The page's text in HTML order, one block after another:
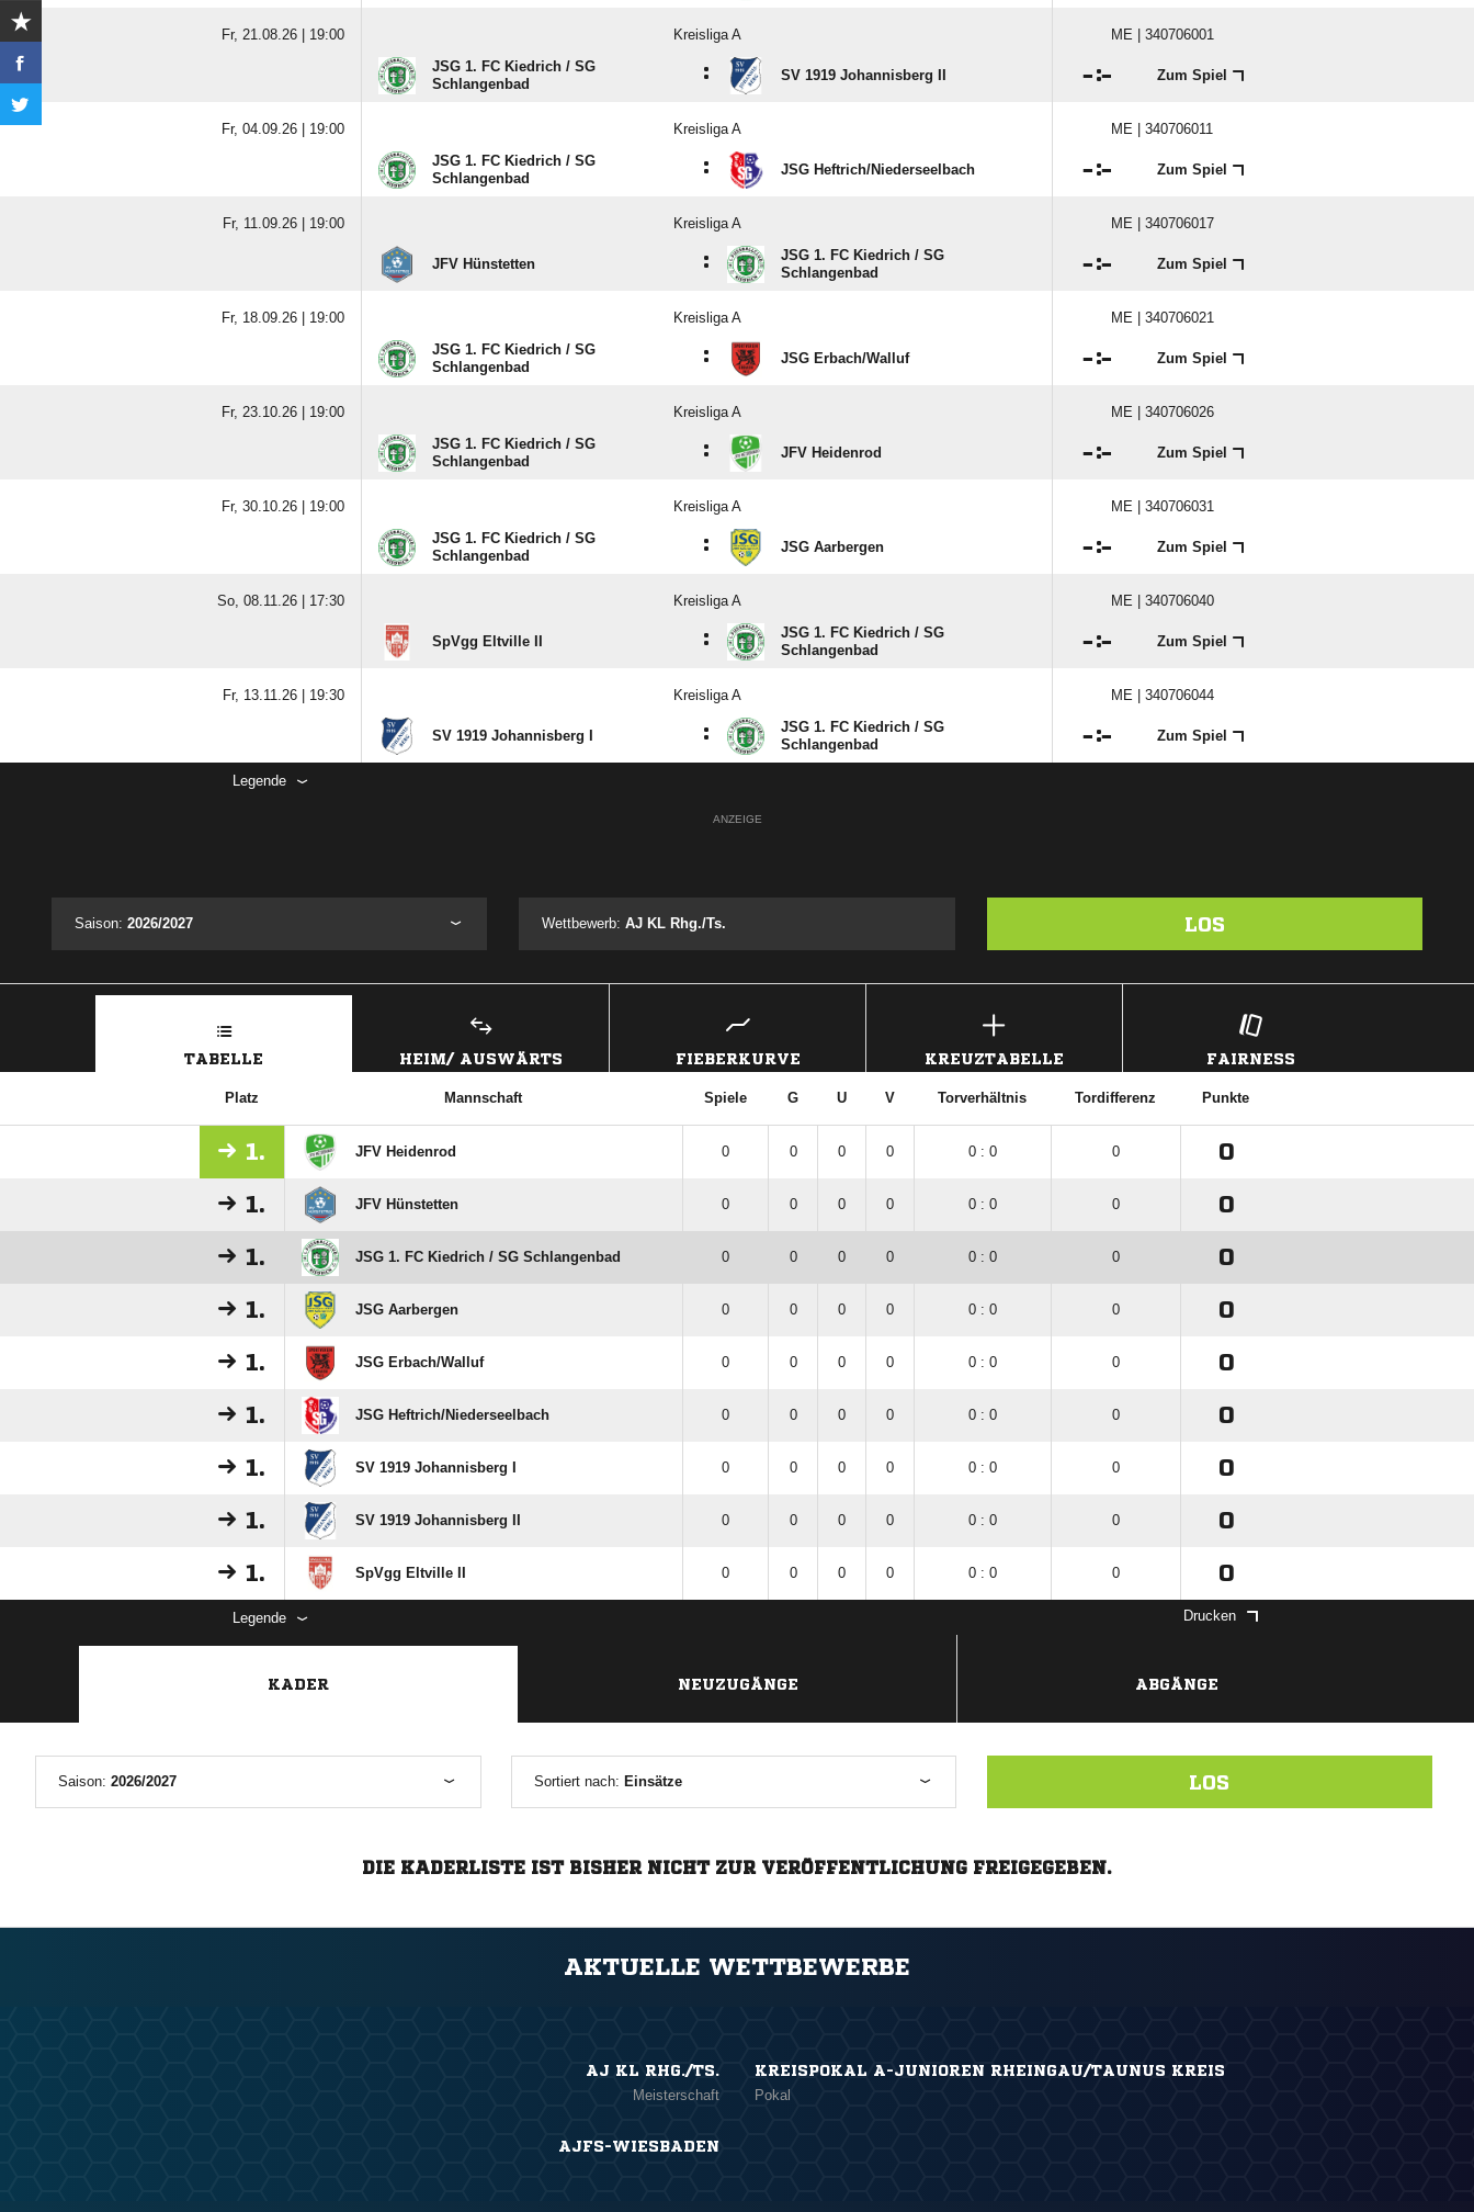
Fr, 21.08.26 | 19:00 Kreisliga A
ME | 340706001
JSG 1. FC Kiedrich /​ SG
Schlangenbad
: SV 1919 Johannisberg II : Zum Spiel
Fr, 04.09.26 | 19:00 Kreisliga A
ME | 340706011
JSG 1. FC Kiedrich /​ SG
Schlangenbad
: JSG Heftrich/​Niederseelbach : Zum Spiel
Fr, 11.09.26 | 19:00 Kreisliga A ME | 340706017
JFV Hünstetten :
JSG 1. FC Kiedrich /​ SG
Schlangenbad
: Zum Spiel
Fr, 18.09.26 | 19:00 Kreisliga A
ME | 340706021
JSG 1. FC Kiedrich /​ SG
Schlangenbad
: JSG Erbach/​Walluf : Zum Spiel
Fr, 23.10.26 | 19:00 Kreisliga A
ME | 340706026
JSG 1. FC Kiedrich /​ SG
Schlangenbad
: JFV Heidenrod : Zum Spiel
Fr, 30.10.26 | 19:00 Kreisliga A
ME | 340706031
JSG 1. FC Kiedrich /​ SG
Schlangenbad
: JSG Aarbergen : Zum Spiel
So, 08.11.26 | 17:30 Kreisliga A ME | 340706040
SpVgg Eltville II :
JSG 1. FC Kiedrich /​ SG
Schlangenbad
: Zum Spiel
Fr, 13.11.26 | 19:30 Kreisliga A ME | 340706044
SV 1919 Johannisberg I :
JSG 1. FC Kiedrich /​ SG
Schlangenbad
: Zum Spiel
Legende
ANZEIGE
Saison: 2026/2027 Wettbewerb:AJ KL Rhg./Ts. LOS
TABELLE HEIM/ AUSWÄRTS FIEBERKURVE KREUZTABELLE FAIRNESS
Platz Mannschaft Spiele G U V Torverhältnis Tordifferenz Punkte
1. JFV Heidenrod 0 0 0 0 0 : 0 0 0
1. JFV Hünstetten 0 0 0 0 0 : 0 0 0
1. JSG 1. FC Kiedrich /​ SG Schlangenbad 0 0 0 0 0 : 0 0 0
1. JSG Aarbergen 0 0 0 0 0 : 0 0 0
1. JSG Erbach/​Walluf 0 0 0 0 0 : 0 0 0
1. JSG Heftrich/​Niederseelbach 0 0 0 0 0 : 0 0 0
1. SV 1919 Johannisberg I 0 0 0 0 0 : 0 0 0
1. SV 1919 Johannisberg II 0 0 0 0 0 : 0 0 0
1. SpVgg Eltville II 0 0 0 0 0 : 0 0 0
Legende Drucken
KADER NEUZUGÄNGE ABGÄNGE
Saison: 2026/2027 Sortiert nach: Einsätze LOS
DIE KADERLISTE IST BISHER NICHT ZUR VERÖFFENTLICHUNG FREIGEGEBEN.
AKTUELLE WETTBEWERBE
AJ KL RHG./TS.
Meisterschaft
KREISPOKAL A-JUNIOREN RHEINGAU/TAUNUS KREIS
Pokal
AJFS-WIESBADEN